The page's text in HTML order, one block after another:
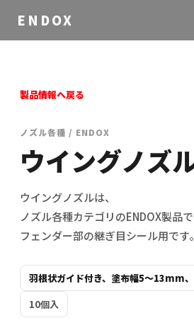
ENDOX
製品情報へ戻る
ノズル各種 / ENDOX
ウイングノズ
ウイングノズルは、
ノズル各種カテゴリのENDOX製品で
フェンダー部の継ぎ目シール用です。
羽根状ガイド付き、塗布幅5〜13mm
10個入